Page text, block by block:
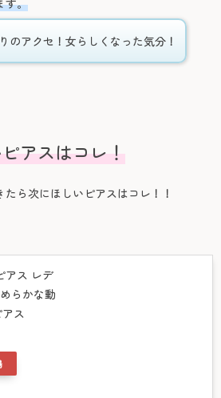
す。
のアクセ！女らしくなった気分！
アスはコレ！
ら次にほしいピアスはコレ！！
アス レデ
らかな動
ス